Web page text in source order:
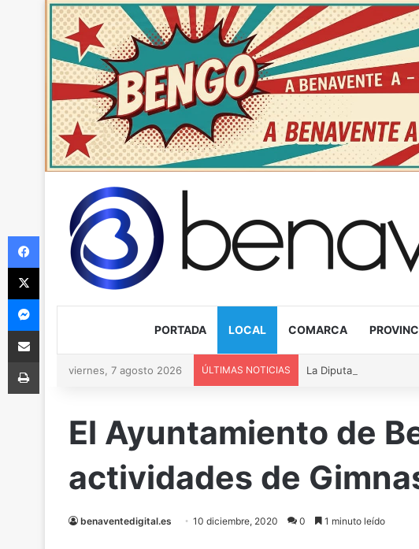
PORTADA LOCAL COMARCA
viernes, 7 agosto 2026 ÚLTIMAS NOTICIAS
El Ayuntamiento de
actividades de
benaventedigital.es 10 diciembre, 2020 0 1 minuto leído
Facebook
X
Messenger
Compartir via Email